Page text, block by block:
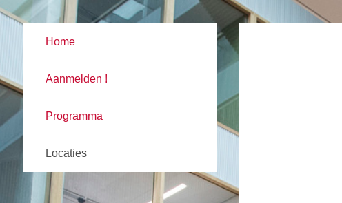
Home
Aanmelden !
Programma
Locaties